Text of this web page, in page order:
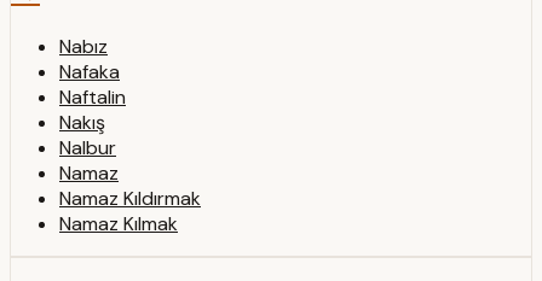
Nabız
Nafaka
Naftalin
Nakış
Nalbur
Namaz
Namaz Kıldırmak
Namaz Kılmak